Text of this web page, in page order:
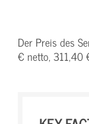
Der Preis des
€ netto, 311,40